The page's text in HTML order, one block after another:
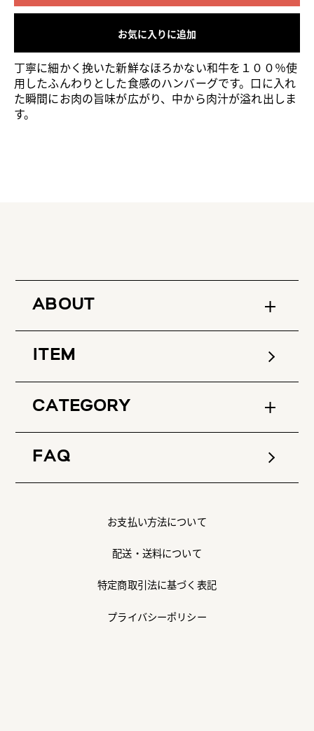
お気に入りに追加
丁寧に細かく挽いた新鮮なほろかない和牛を１００％使
用したふんわりとした食感のハンバーグです。口に入れ
た瞬間にお肉の旨味が広がり、中から肉汁が溢れ出しま
す。
ABOUT
ITEM
CATEGORY
FAQ
お支払い方法について
配送・送料について
特定商取引法に基づく表記
プライバシーポリシー